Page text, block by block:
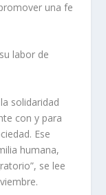
una fe
labor de
solidaridad
con y para
Ese
humana,
se lee